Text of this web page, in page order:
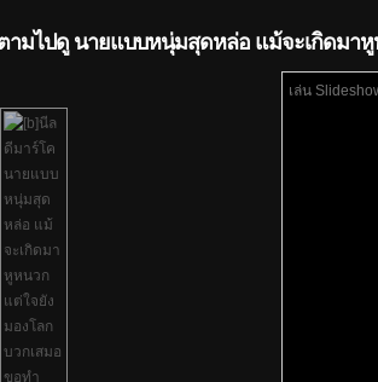
ามไปดู นายแบบหนุ่มสุดหล่อ แม้จะเกิดมาหู
เล่น